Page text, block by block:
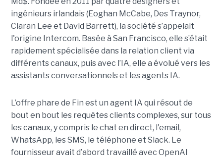
ingénieurs irlandais (Eoghan McCabe, Des Traynor,
Ciaran Lee et David Barrett), la société s’appelait
l'origine Intercom. Basée à San Francisco, elle s’était
rapidement spécialisée dans la relation client via
différents canaux, puis avec l’IA, elle a évolué vers les
assistants conversationnels et les agents IA.
L’offre phare de Fin est un agent IA qui résout de
bout en bout les requêtes clients complexes, sur tous
les canaux, y compris le chat en direct, l'email,
WhatsApp, les SMS, le téléphone et Slack. Le
fournisseur avait d’abord travaillé avec OpenAI